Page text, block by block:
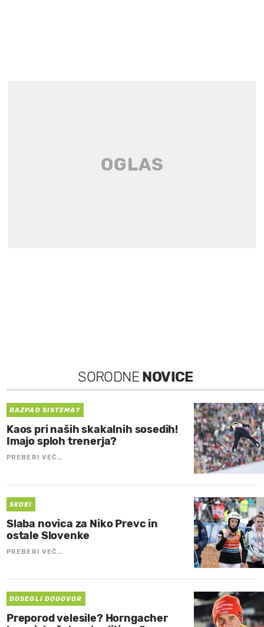
SORODNE NOVICE
RAZPAD SISTEMA?
Kaos pri naših skakalnih sosedih!
Imajo sploh trenerja?
PREBERI VEČ…
SKOKI
Slaba novica za Niko Prevc in
ostale Slovenke
PREBERI VEČ…
DOSEGLI DOGOVOR
Preporod velesile? Horngacher